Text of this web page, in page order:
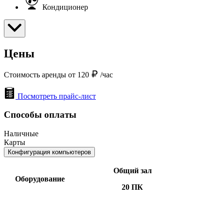
Кондиционер
Цены
Стоимость аренды от 120 /час
Посмотреть прайс-лист
Способы оплаты
Наличные
Карты
Конфигурация компьютеров
Оборудование
Общий зал
20 ПК